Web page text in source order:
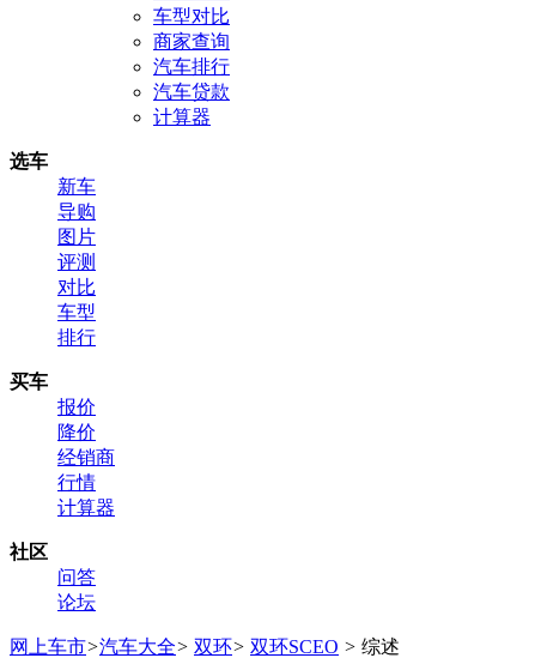
车型对比
商家查询
汽车排行
汽车贷款
计算器
选车
新车
导购
图片
评测
对比
车型
排行
买车
报价
降价
经销商
行情
计算器
社区
问答
论坛
网上车市>汽车大全> 双环> 双环SCEO > 综述